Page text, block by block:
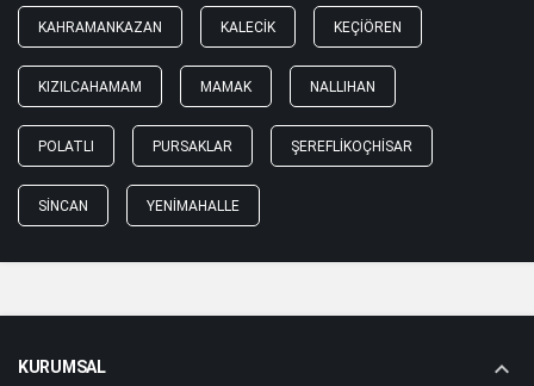
KAHRAMANKAZAN KALECIK KEÇIÖREN
KIZILCAHAMAM MAMAK NALLIHAN
POLATLI PURSAKLAR ŞEREFLIKOÇHISAR
SINCAN YENIMAHALLE
KURUMSAL